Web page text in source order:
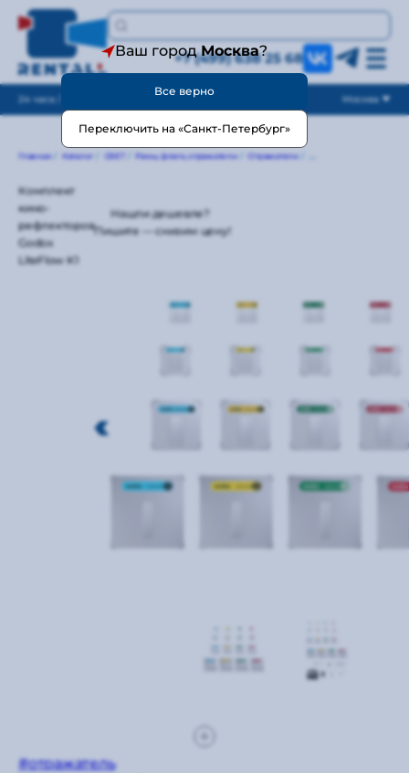
+7 (499) 638 25 68
24 часа / без выходных Москва
Главная Каталог СВЕТ Рамы, флаги, отражатели Отражатели
Комплект
кино-
рефлекторов
Godox
LiteFlow K1
Нашли дешевле?
Пишите — снизим цену!
#отражатель
Ваш городМосква?
Все верно
Переключить на «Санкт-Петербург»